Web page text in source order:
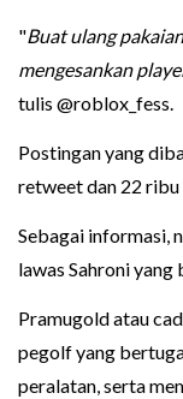
"Buat ulang
mengesankan
tulis @roblox_fess.
Postingan yang
retweet dan 22 ribu
Sebagai informasi,
lawas Sahroni
Pramugold atau
pegolf yang
peralatan, serta